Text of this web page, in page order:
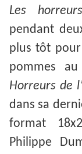
Les
pendant
plus tôt pour
pommes
Horreurs de
dans sa
format
Philippe